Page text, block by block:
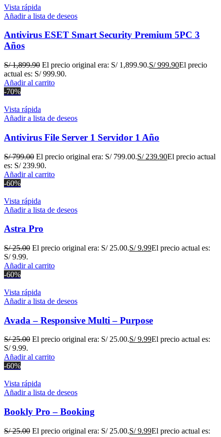
Vista rápida
Añadir a lista de deseos
Antivirus ESET Smart Security Premium 5PC 3
Años
S/1,899.90 El precio original era: S/ 1,899.90.S/999.90El precio
actual es: S/ 999.90.
Añadir al carrito
-70%
Vista rápida
Añadir a lista de deseos
Antivirus File Server 1 Servidor 1 Año
S/799.00 El precio original era: S/ 799.00.S/239.90El precio actual
es: S/ 239.90.
Añadir al carrito
-60%
Vista rápida
Añadir a lista de deseos
Astra Pro
S/25.00 El precio original era: S/ 25.00.S/9.99El precio actual es:
S/ 9.99.
Añadir al carrito
-60%
Vista rápida
Añadir a lista de deseos
Avada – Responsive Multi – Purpose
S/25.00 El precio original era: S/ 25.00.S/9.99El precio actual es:
S/ 9.99.
Añadir al carrito
-60%
Vista rápida
Añadir a lista de deseos
Bookly Pro – Booking
S/25.00 El precio original era: S/ 25.00.S/9.99El precio actual es: